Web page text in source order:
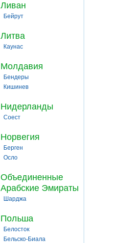
Ливан
Бейрут
Литва
Каунас
Молдавия
Бендеры
Кишинев
Нидерланды
Соест
Норвегия
Берген
Осло
Объединенные
Арабские Эмираты
Шарджа
Польша
Белосток
Бельско-Биала